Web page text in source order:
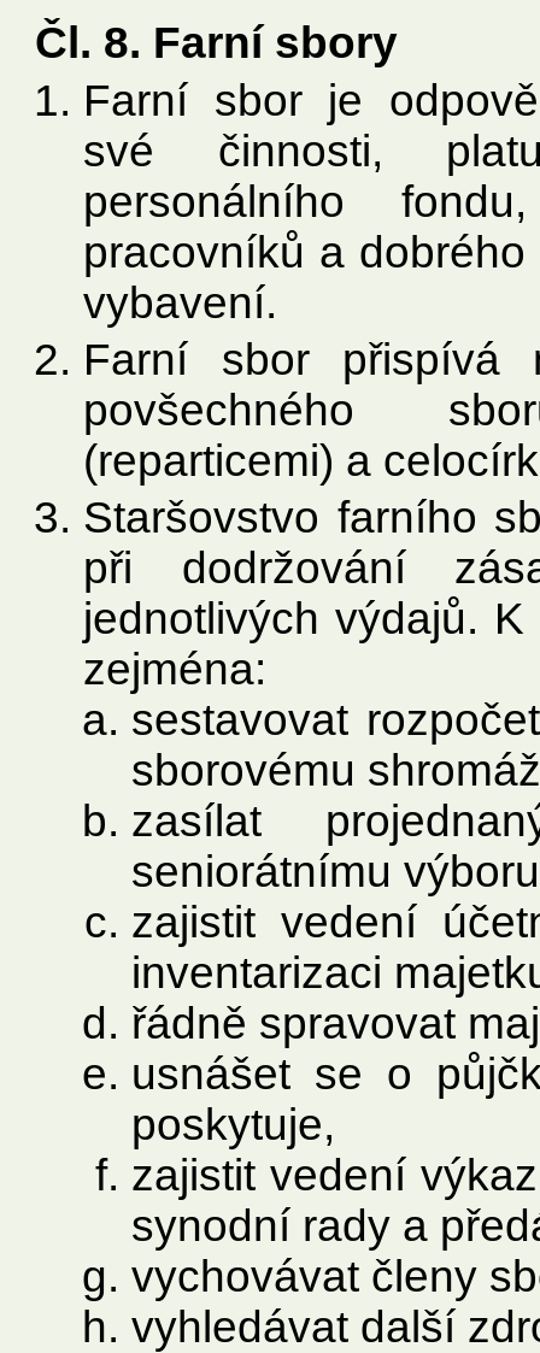
Čl. 8. Farní sbory
Farní sbor je
své činnosti,
personálního
pracovníků a
vybavení.
Farní sbor přispívá
povšechného
(reparticemi) a
Staršovstvo farního
při dodržování
jednotlivých výdajů.
zejména:
sestavovat
sborovému
zasílat
seniorátnímu
zajistit vedení
inventarizaci
řádně spravovat
usnášet se o
poskytuje,
zajistit vedení
synodní rady a
vychovávat členy
vyhledávat další